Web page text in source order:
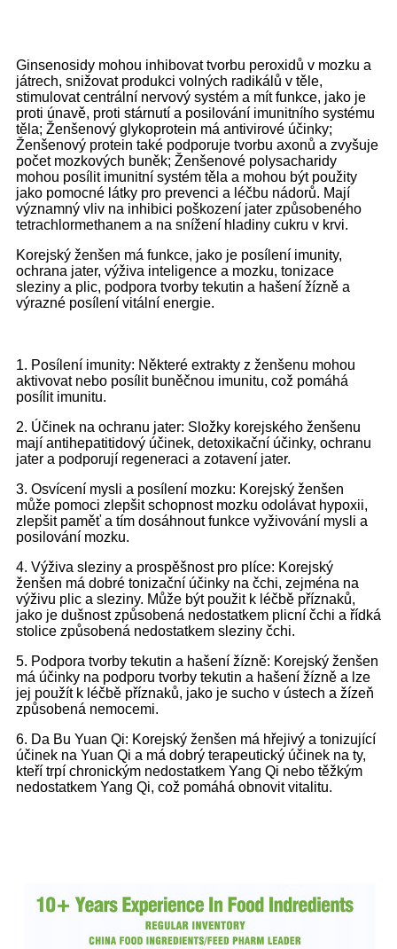
Ginsenosidy mohou inhibovat tvorbu peroxidů v mozku a
játrech, snižovat produkci volných radikálů v těle,
stimulovat centrální nervový systém a mít funkce, jako je
proti únavě, proti stárnutí a posilování imunitního systému
těla; Ženšenový glykoprotein má antivirové účinky;
Ženšenový protein také podporuje tvorbu axonů a zvyšuje
počet mozkových buněk; Ženšenové polysacharidy
mohou posílit imunitní systém těla a mohou být použity
jako pomocné látky pro prevenci a léčbu nádorů. Mají
významný vliv na inhibici poškození jater způsobeného
tetrachlormethanem a na snížení hladiny cukru v krvi.
Korejský ženšen má funkce, jako je posílení imunity,
ochrana jater, výživa inteligence a mozku, tonizace
sleziny a plic, podpora tvorby tekutin a hašení žízně a
výrazné posílení vitální energie.
1. Posílení imunity: Některé extrakty z ženšenu mohou
aktivovat nebo posílit buněčnou imunitu, což pomáhá
posílit imunitu.
2. Účinek na ochranu jater: Složky korejského ženšenu
mají antihepatitidový účinek, detoxikační účinky, ochranu
jater a podporují regeneraci a zotavení jater.
3. Osvícení mysli a posílení mozku: Korejský ženšen
může pomoci zlepšit schopnost mozku odolávat hypoxii,
zlepšit paměť a tím dosáhnout funkce vyživování mysli a
posilování mozku.
4. Výživa sleziny a prospěšnost pro plíce: Korejský
ženšen má dobré tonizační účinky na čchi, zejména na
výživu plic a sleziny. Může být použit k léčbě příznaků,
jako je dušnost způsobená nedostatkem plicní čchi a řídká
stolice způsobená nedostatkem sleziny čchi.
5. Podpora tvorby tekutin a hašení žízně: Korejský ženšen
má účinky na podporu tvorby tekutin a hašení žízně a lze
jej použít k léčbě příznaků, jako je sucho v ústech a žízeň
způsobená nemocemi.
6. Da Bu Yuan Qi: Korejský ženšen má hřejivý a tonizující
účinek na Yuan Qi a má dobrý terapeutický účinek na ty,
kteří trpí chronickým nedostatkem Yang Qi nebo těžkým
nedostatkem Yang Qi, což pomáhá obnovit vitalitu.